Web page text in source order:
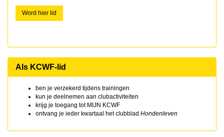
Word hier lid
Als KCWF-lid
ben je verzekerd tijdens trainingen
kun je deelnemen aan clubactiviteiten
krijg je toegang tot MIJN KCWF
ontvang je ieder kwartaal het clubblad Hondenleven